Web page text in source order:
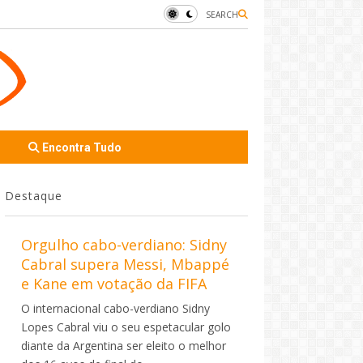
SEARCH
Encontra Tudo
Destaque
Orgulho cabo-verdiano: Sidny
Cabral supera Messi, Mbappé
e Kane em votação da FIFA
O internacional cabo-verdiano Sidny
Lopes Cabral viu o seu espetacular golo
diante da Argentina ser eleito o melhor